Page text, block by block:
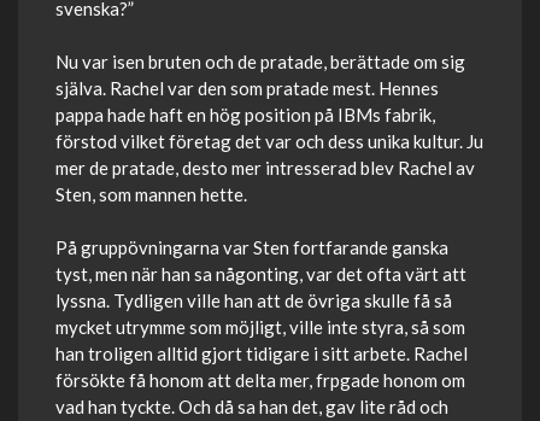
svenska?”
Nu var isen bruten och de pratade, berättade om sig
själva. Rachel var den som pratade mest. Hennes
pappa hade haft en hög position på IBMs fabrik,
förstod vilket företag det var och dess unika kultur. Ju
mer de pratade, desto mer intresserad blev Rachel av
Sten, som mannen hette.
På gruppövningarna var Sten fortfarande ganska
tyst, men när han sa någonting, var det ofta värt att
lyssna. Tydligen ville han att de övriga skulle få så
mycket utrymme som möjligt, ville inte styra, så som
han troligen alltid gjort tidigare i sitt arbete. Rachel
försökte få honom att delta mer, frpgade honom om
vad han tyckte. Och då sa han det, gav lite råd och